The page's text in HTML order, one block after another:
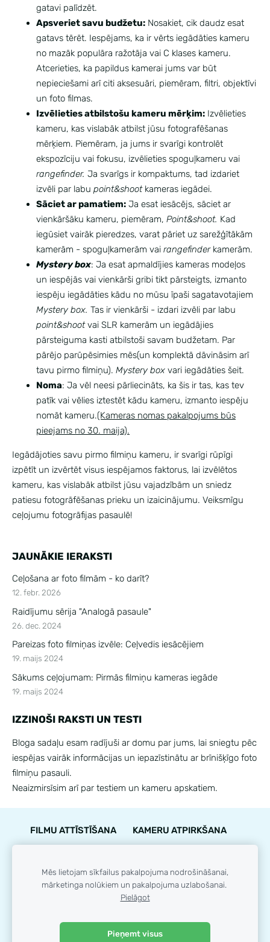
JAUNĀKIE IERAKSTI
Ceļošana ar foto filmām - ko darīt?
12. febr. 2026
Raidījumu sērija "Analogā pasaule"
26. dec. 2024
Pareizas foto filmiņas izvēle: Ceļvedis iesācējiem
19. maijs 2024
Sākums ceļojumam: Pirmās filmiņu kameras iegāde
19. maijs 2024
IZZINOŠI RAKSTI UN TESTI
Bloga sadaļu esam radījuši ar domu par jums, lai sniegtu pēc
iespējas vairāk informācijas un iepazīstinātu ar brīnišķīgo foto
filmiņu pasauli.
Neaizmirsīsim arī par testiem un kameru apskatiem.
gatavi palīdzēt.
Apsveriet savu budžetu: Nosakiet, cik daudz esat
gatavs tērēt. Iespējams, ka ir vērts iegādāties kameru
no mazāk populāra ražotāja vai C klases kameru.
Atcerieties, ka papildus kamerai jums var būt
nepieciešami arī citi aksesuāri, piemēram, filtri, objektīvi
un foto filmas.
Izvēlieties atbilstošu kameru mērķim: Izvēlieties
kameru, kas vislabāk atbilst jūsu fotografēšanas
mērķiem. Piemēram, ja jums ir svarīgi kontrolēt
ekspozīciju vai fokusu, izvēlieties spoguļkameru vai
rangefinder. Ja svarīgs ir kompaktums, tad izdariet
izvēli par labu point&shootkameras iegādei.
Sāciet ar pamatiem: Ja esat iesācējs, sāciet ar
vienkāršāku kameru, piemēram, Point&shoot. Kad
iegūsiet vairāk pieredzes, varat pāriet uz sarežģītākām
kamerām - spoguļkamerām vai rangefinderkamerām.
Mystery box: Ja esat apmaldījies kameras modeļos
un iespējās vai vienkārši gribi tikt pārsteigts, izmanto
iespēju iegādāties kādu no mūsu īpaši sagatavotajiem
Mystery box. Tas ir vienkārši - izdari izvēli par labu
point&shootvai SLR kamerām un iegādājies
pārsteiguma kasti atbilstoši savam budžetam. Par
pārējo parūpēsimies mēs(un komplektā dāvināsim arī
tavu pirmo filmiņu). Mystery box vari iegādāties šeit.
Noma: Ja vēl neesi pārliecināts, ka šis ir tas, kas tev
patīk vai vēlies iztestēt kādu kameru, izmanto iespēju
nomāt kameru.(Kameras nomas pakalpojums būs
pieejams no 30. maija).
Iegādājoties savu pirmo filmiņu kameru, ir svarīgi rūpīgi
izpētīt un izvērtēt visus iespējamos faktorus, lai izvēlētos
kameru, kas vislabāk atbilst jūsu vajadzībām un sniedz
patiesu fotogrāfēšanas prieku un izaicinājumu. Veiksmīgu
ceļojumu fotogrāfijas pasaulē!
FILMU ATTĪSTĪŠANA
KAMERU ATPIRKŠANA
STĀVOKĻA NOVĒRTĒJUMS
LOJALITĀTES PROGRAMMA
SĪKDATNES
© 35mm.lv
Mēs lietojam sīkfailus pakalpojuma nodrošināšanai,
mārketinga nolūkiem un pakalpojuma uzlabošanai.
Pielāgot
Pieņemt visus